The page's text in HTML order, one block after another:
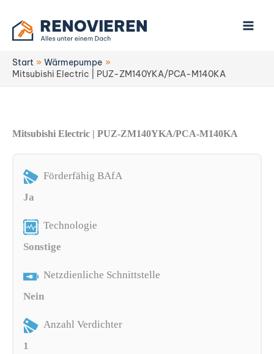
Inhalt
springen
Start
Wärmepumpe
Mitsubishi Electric | PUZ-ZM140YKA/PCA-M140KA
Mitsubishi Electric | PUZ-ZM140YKA/PCA-M140KA
Förderfähig BAfA
Ja
Technologie
Sonstige
Netzdienliche Schnittstelle
Nein
Anzahl Verdichter
1